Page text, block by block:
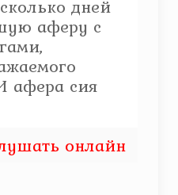
дней
аферу с
афера сия
онлайн